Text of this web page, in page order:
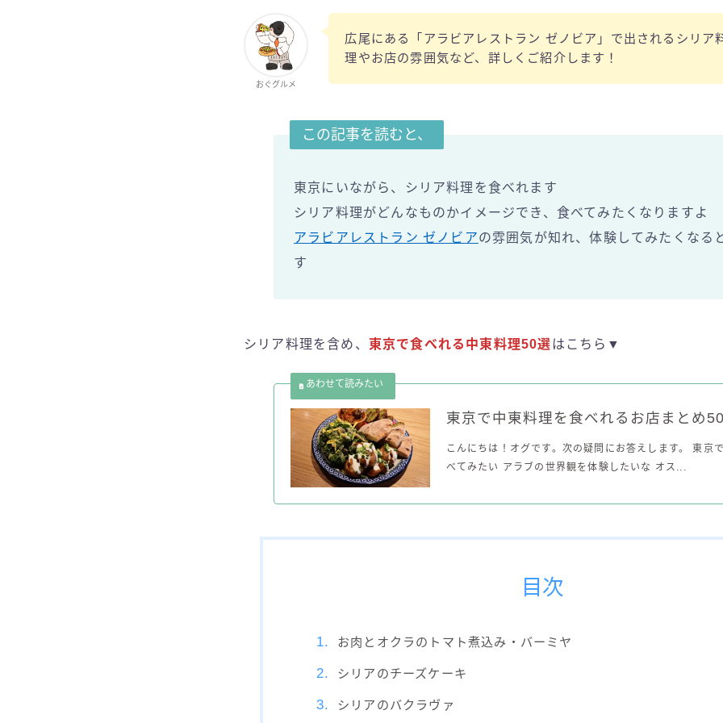
おぐグルメ
広尾にある「アラビアレストラン ゼノビア」で出されるシリア
理やお店の雰囲気など、詳しくご紹介します！
この記事を読むと、
東京にいながら、シリア料理を食べれます
シリア料理がどんなものかイメージでき、食べてみたくなりますよ
アラビアレストラン ゼノビアの雰囲気が知れ、体験してみたくなる
す
シリア料理を含め、 東京で食べれる中東料理50選はこちら▼
東京で中東料理を食べれるお店まとめ
こんにちは！オグです。次の疑問にお答えします。 東京
べてみたい アラブの世界観を体験したいな オス...
目次
お肉とオクラのトマト煮込み・バーミヤ
シリアのチーズケーキ
シリアのバクラヴァ